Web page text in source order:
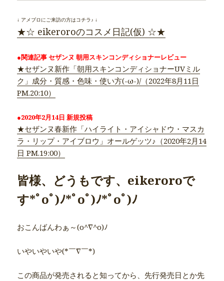
↓ アメブロにご来訪の方はコチラ♪ ↓
★☆ eikeroroのコスメ日記(仮) ☆★
●関連記事 セザンヌ 朝用スキンコンディショナーレビュー
★セザンヌ新作「朝用スキンコンディショナーUVミル
ク」成分・質感・色味・使い方(-ω-)/（2022年8月11日
PM.20:10）
●2020年2月14日 新規投稿
★セザンヌ春新作「ハイライト・アイシャドウ・マスカ
ラ・リップ・アイブロウ」オールゲッツ♪（2020年2月14
日 PM.19:00）
皆様、どうもです、eikeroroで
す*ﾟoﾟ)ﾉ*ﾟoﾟ)ﾉ*ﾟoﾟ)ﾉ
おこんばんわぁ～(o^∇^o)ﾉ
いやいやいや(*￣∇￣*)
この商品が発売されると知ってから、先行発売日とか先